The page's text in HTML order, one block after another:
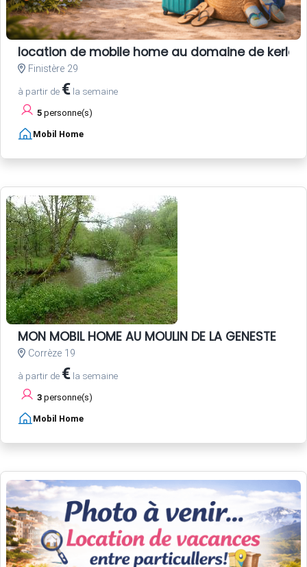
location de mobile home au domaine de
Finistère 29
à partir de € la semaine
5 personne(s)
Mobil Home
MON MOBIL HOME AU MOULIN DE LA GENESTE
Corrèze 19
à partir de € la semaine
3 personne(s)
Mobil Home